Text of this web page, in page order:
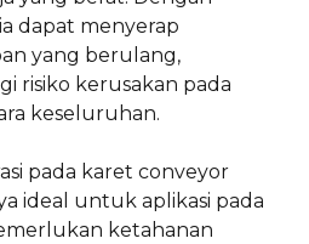
dapat menyerap
yang berulang,
risiko kerusakan pada
keseluruhan.
pada karet conveyor
ideal untuk aplikasi pada
ketahanan